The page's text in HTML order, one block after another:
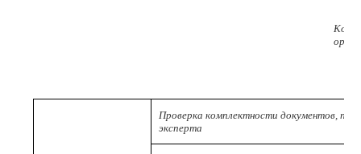
Код
Проверка комплектности документов,
эксперта